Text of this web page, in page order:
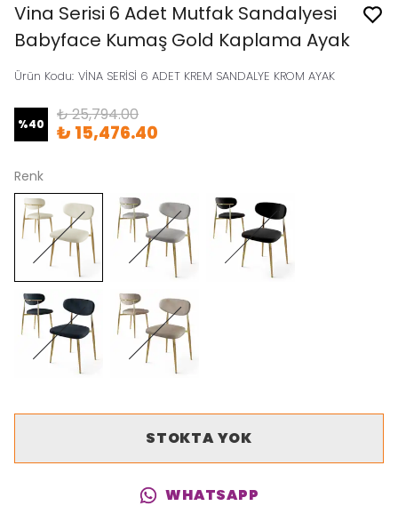
Vina Serisi 6 Adet Mutfak Sandalyesi
Babyface Kumaş Gold Kaplama Ayak
Ürün Kodu: VİNA SERİSİ 6 ADET KREM SANDALYE KROM AYAK
%40 ₺ 25,794.00
₺ 15,476.40
Renk
STOKTA YOK
WHATSAPP